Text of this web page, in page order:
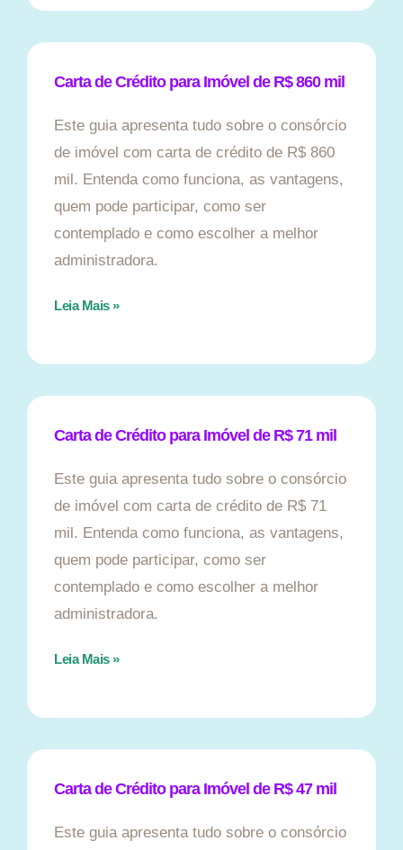
Carta de Crédito para Imóvel de R$ 860 mil
Este guia apresenta tudo sobre o consórcio
de imóvel com carta de crédito de R$ 860
mil. Entenda como funciona, as vantagens,
quem pode participar, como ser
contemplado e como escolher a melhor
administradora.
Leia Mais »
Carta de Crédito para Imóvel de R$ 71 mil
Este guia apresenta tudo sobre o consórcio
de imóvel com carta de crédito de R$ 71
mil. Entenda como funciona, as vantagens,
quem pode participar, como ser
contemplado e como escolher a melhor
administradora.
Leia Mais »
Carta de Crédito para Imóvel de R$ 47 mil
Este guia apresenta tudo sobre o consórcio